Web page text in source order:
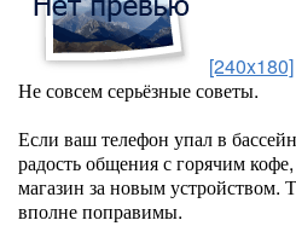
[240x180]
Не совсем серьёзные советы.
Если ваш телефон упал в
радость общения с горячим
магазин за новым устройством.
вполне поправимы.